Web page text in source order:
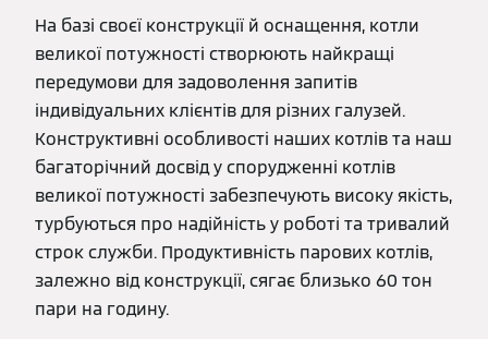
На базі своєї конструкції й оснащення, котли
великої потужності створюють найкращі
передумови для задоволення запитів
індивідуальних клієнтів для різних галузей.
Конструктивні особливості наших котлів та наш
багаторічний досвід у спорудженні котлів
великої потужності забезпечують високу якість,
турбуються про надійність у роботі та тривалий
строк служби. Продуктивність парових котлів,
залежно від конструкції, сягає близько 60 тон
пари на годину.